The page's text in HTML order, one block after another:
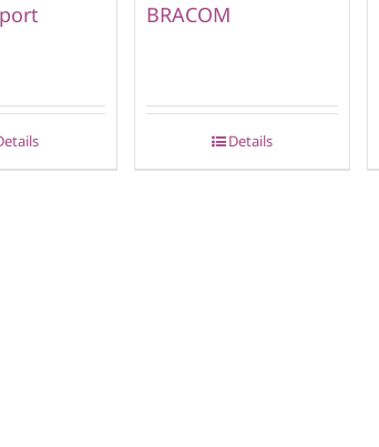
BRACOM
Details